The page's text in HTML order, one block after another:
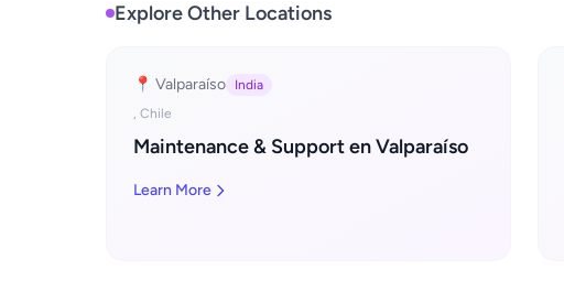
Explore Other Locations
📍 Valparaíso
India
, Chile
Maintenance & Support en Valparaíso
Learn More